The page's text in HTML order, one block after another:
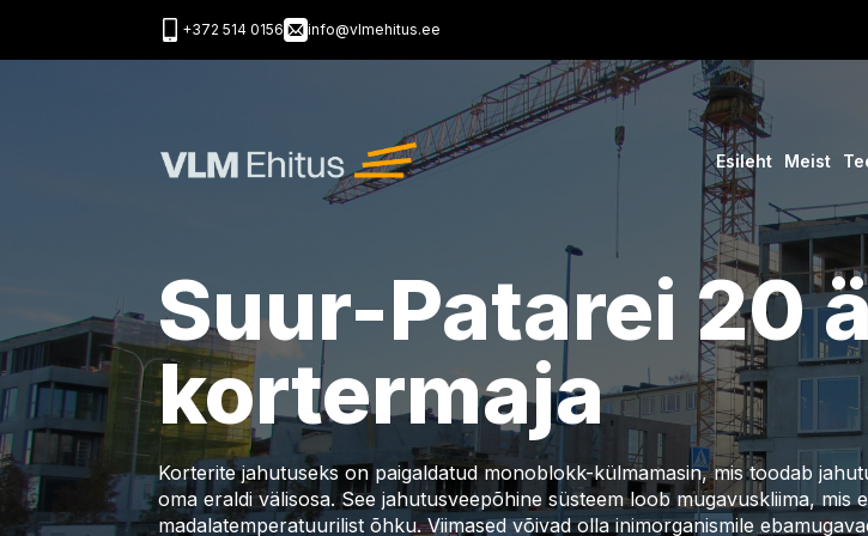
+372 514 0156 info@vlmehitus.ee
Esileht Meist
Suur-Patarei 20
kortermaja
Korterite jahutuseks on paigaldatud monoblokk-külmamasin, mis toodab
oma eraldi välisosa. See jahutusveepõhine süsteem loob mugavuskliima,
madalatemperatuurilist õhku. Viimased võivad olla inimorganismile